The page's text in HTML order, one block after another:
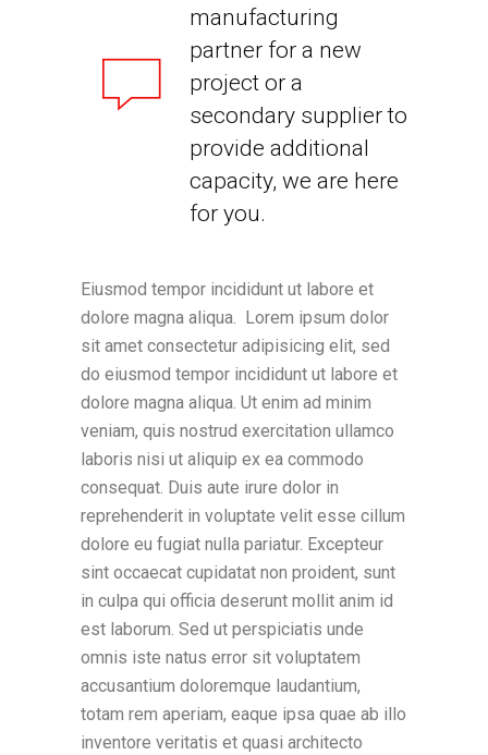
manufacturing
partner for a new
project or a
secondary supplier to
provide additional
capacity, we are here
for you.
Eiusmod tempor incididunt ut labore et
dolore magna aliqua. Lorem ipsum dolor
sit amet consectetur adipisicing elit, sed
do eiusmod tempor incididunt ut labore et
dolore magna aliqua. Ut enim ad minim
veniam, quis nostrud exercitation ullamco
laboris nisi ut aliquip ex ea commodo
consequat. Duis aute irure dolor in
reprehenderit in voluptate velit esse cillum
dolore eu fugiat nulla pariatur. Excepteur
sint occaecat cupidatat non proident, sunt
in culpa qui officia deserunt mollit anim id
est laborum. Sed ut perspiciatis unde
omnis iste natus error sit voluptatem
accusantium doloremque laudantium,
totam rem aperiam, eaque ipsa quae ab illo
inventore veritatis et quasi architecto